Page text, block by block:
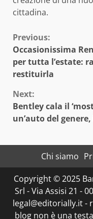
cittadina.
Continue
Reading
Previous:
Occasionissima
per tutta l’estate:
restituirla
Next:
Bentley cala il
un’auto del
Chi siamo
Copyright © 2025
Srl - Via Assisi 21 -
legal@editorially.it -
blog non è una